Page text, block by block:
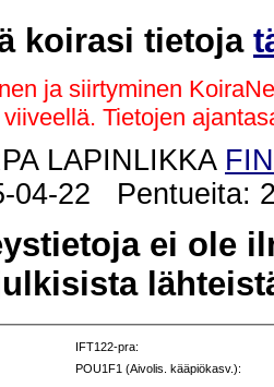
koirasi tietoja
ja siirtyminen
Tietojen
LAPINLIKKA
04-22
ei ole
IFT122-pra:
POU1F1 (Aivolis. kääpiökasv.):